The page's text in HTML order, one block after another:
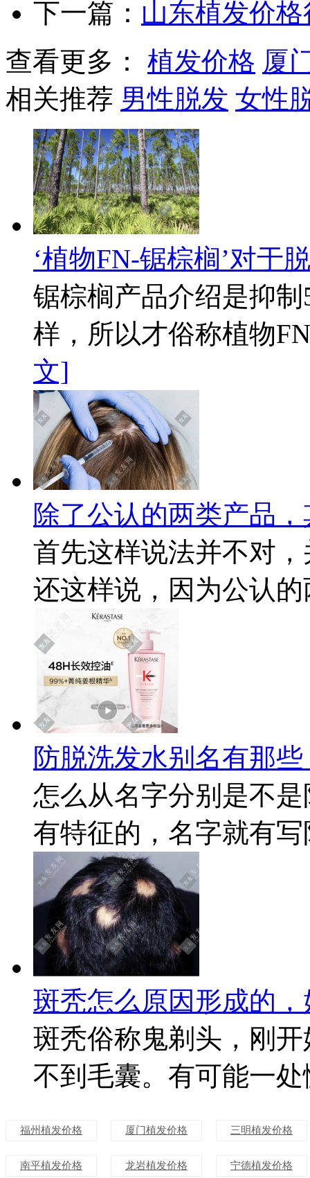
下一篇： 山东植发价
查看更多： 植发价格 厦
相关推荐 男性脱发 女性
‘植物FN-锯棕榈’对于
锯棕榈产品介绍是抑
样，所以才俗称植物
文]
除了公认的两类产品
首先这样说法并不对
还这样说，因为公认
防脱洗发水别名有那
怎么从名字分别是不
有特征的，名字就有
斑秃怎么原因形成的
斑秃俗称鬼剃头，刚
不到毛囊。有可能一
福州植发价格 厦门植发价格 三明植发价格
南平植发价格 龙岩植发价格 宁德植发价格